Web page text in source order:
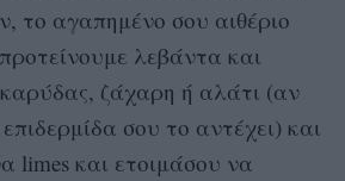
το αγαπημένο σου αιθέριο
λεβάντα και
καρύδας, ζάχαρη ή αλάτι (αν
σου το αντέχει) και
limes και ετοιμάσου να